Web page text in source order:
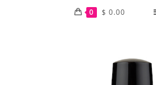
0 $ 0.00